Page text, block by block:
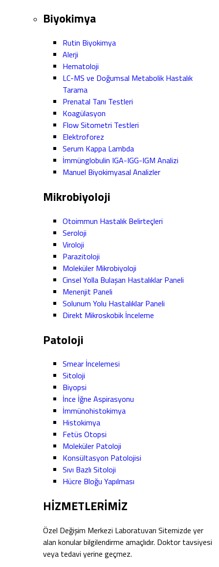
Biyokimya
Rutin Biyokimya
Alerji
Hematoloji
LC-MS ve Doğumsal Metabolik Hastalık
Tarama
Prenatal Tanı Testleri
Koagülasyon
Flow Sitometri Testleri
Elektroforez
Serum Kappa Lambda
İmmünglobulin IGA-IGG-IGM Analizi
Manuel Biyokimyasal Analizler
Mikrobiyoloji
Otoimmun Hastalık Belirteçleri
Seroloji
Viroloji
Parazitoloji
Moleküler Mikrobiyoloji
Cinsel Yolla Bulaşan Hastalıklar Paneli
Menenjit Paneli
Solunum Yolu Hastalıklar Paneli
Direkt Mikroskobik İnceleme
Patoloji
Smear İncelemesi
Sitoloji
Biyopsi
İnce İğne Aspirasyonu
İmmünohistokimya
Histokimya
Fetüs Otopsi
Moleküler Patoloji
Konsültasyon Patolojisi
Sıvı Bazlı Sitoloji
Hücre Bloğu Yapılması
HİZMETLERİMİZ
Özel Değişim Merkezi Laboratuvarı Sitemizde yer
alan konular bilgilendirme amaçlıdır. Doktor tavsiyesi
veya tedavi yerine geçmez.